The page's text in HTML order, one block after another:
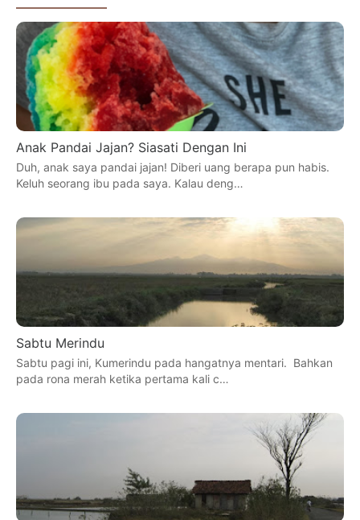
Anak Pandai Jajan? Siasati Dengan Ini
Duh, anak saya pandai jajan! Diberi uang berapa pun habis.
Keluh seorang ibu pada saya. Kalau deng…
Sabtu Merindu
Sabtu pagi ini, Kumerindu pada hangatnya mentari. Bahkan
pada rona merah ketika pertama kali c…